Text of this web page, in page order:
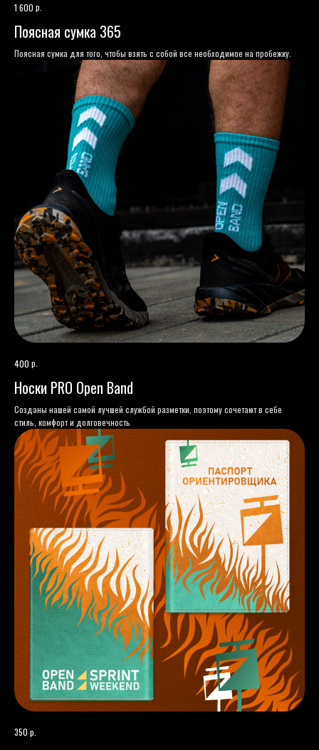
1 600 р.
Поясная сумка 365
Поясная сумка для того, чтобы взять с собой все необходимое на пробежку.
400 р.
Носки PRO Open Band
Созданы нашей самой лучшей службой разметки, поэтому сочетают в себе
стиль, комфорт и долговечность
350 р.